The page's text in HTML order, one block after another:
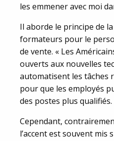
les emmener avec moi
Il aborde le principe de
formateurs pour le
de vente. « Les
ouverts aux nouvelles
automatisent les tâches
pour que les employés
des postes plus qualifiés.
Cependant,
l’accent est souvent mis